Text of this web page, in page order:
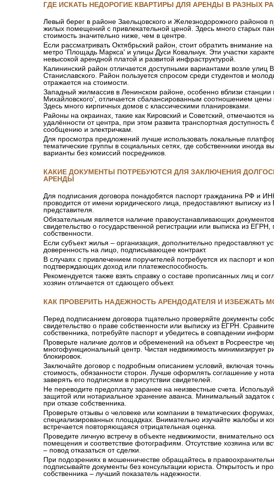
ГДЕ ИСКАТЬ НЕДОРОГИЕ КВАРТИРЫ ДЛЯ АРЕНДЫ В РАЗНЫХ
Левый берег в районе Заельцовского и Железнодорожного районов
жилых помещений с привлекательной ценой. Здесь много старых
стоимость значительно ниже, чем в центре.
Если рассматривать Октябрьский район, стоит обратить внимание
метро 'Площадь Маркса' и улицы Дуси Ковальчук. Эти участки
невысокой арендной платой и развитой инфраструктурой.
Калининский район отличается доступными вариантами возле улиц
Станиславского. Район пользуется спросом среди студентов и
отражается на стоимости.
Западный жилмассив в Ленинском районе, особенно вблизи
Михайловского', отличается сбалансированным соотношением цены
Здесь много кирпичных домов с классическими планировками.
Районы на окраинах, такие как Кировский и Советский, отмечаются
удалённости от центра, при этом развита транспортная доступность
сообщению и электричкам.
Для просмотра предложений лучше использовать локальные
тематические группы в социальных сетях, где собственники иногда
варианты без комиссий посредников.
КАКИЕ ДОКУМЕНТЫ ПОТРЕБУЮТСЯ ДЛЯ ЗАКЛЮЧЕНИЯ
АРЕНДЫ
Для подписания договора понадобятся паспорт гражданина РФ и
проводится от имени юридического лица, предоставляют выписку
представителя.
Обязательным является наличие правоустанавливающих
свидетельство о государственной регистрации или выписка из
собственности.
Если субъект жилья – организация, дополнительно предоставляют
доверенность на лицо, подписывающее контракт.
В случаях с привлечением поручителей потребуется их паспорт и
подтверждающих доход или платежеспособность.
Рекомендуется также взять справку о составе прописанных лиц и
хозяин отличается от сдающего объект.
КАК ПРОВЕРИТЬ НАДЕЖНОСТЬ АРЕНДОДАТЕЛЯ И ИЗБЕЖАТЬ
Перед подписанием договора тщательно проверяйте документы
свидетельство о праве собственности или выписку из ЕГРН.
собственника, потребуйте паспорт и убедитесь в совпадении
Проверьте наличие долгов и обременений на объект в Росреестре
многофункциональный центр. Чистая недвижимость минимизирует
блокировок.
Заключайте договор с подробным описанием условий, включая
стоимость, обязанности сторон. Лучше оформлять соглашение у
заверять его подписями в присутствии свидетелей.
Не переводите предоплату заранее на неизвестные счета.
защитой или нотариальное хранение аванса. Минимальный задаток
при отказе собственника.
Проверьте отзывы о человеке или компании в тематических
специализированных площадках. Внимательно изучайте жалобы и
встречается повторяющаяся отрицательная оценка.
Проведите личную встречу в объекте недвижимости, внимательно
помещения и соответствие фотографиям. Отсутствие хозяина или
– повод отказаться от сделки.
При подозрениях в мошенничестве обращайтесь в
подписывайте документы без консультации юриста. Открытость и
собственника – лучший показатель надежности.